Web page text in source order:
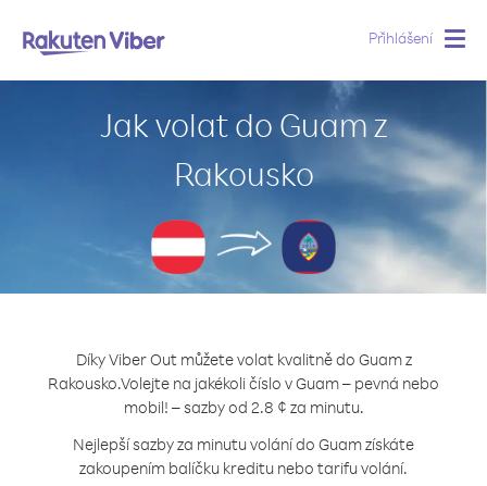
Přihlášení
Jak volat do Guam z
Rakousko
Díky Viber Out můžete volat kvalitně do Guam z
Rakousko.Volejte na jakékoli číslo v Guam – pevná nebo
mobil! – sazby od 2.8 ¢ za minutu.
Nejlepší sazby za minutu volání do Guam získáte
zakoupením balíčku kreditu nebo tarifu volání.